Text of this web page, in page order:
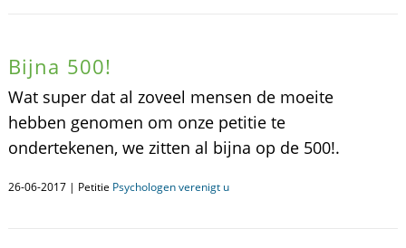
Bijna 500!
Wat super dat al zoveel mensen de moeite
hebben genomen om onze petitie te
ondertekenen, we zitten al bijna op de 500!.
26-06-2017 | Petitie Psychologen verenigt u